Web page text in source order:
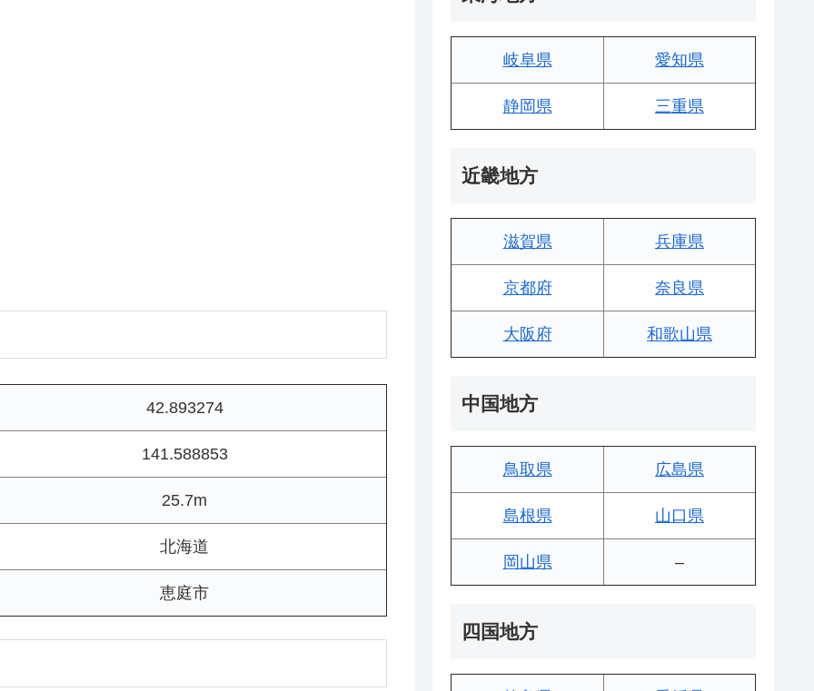
42.893274
141.588853
25.7m
北海道
恵庭市
岐阜県 愛知県
静岡県 三重県
近畿地方
滋賀県 兵庫県
京都府 奈良県
大阪府 和歌山県
中国地方
鳥取県 広島県
島根県 山口県
岡山県 –
四国地方